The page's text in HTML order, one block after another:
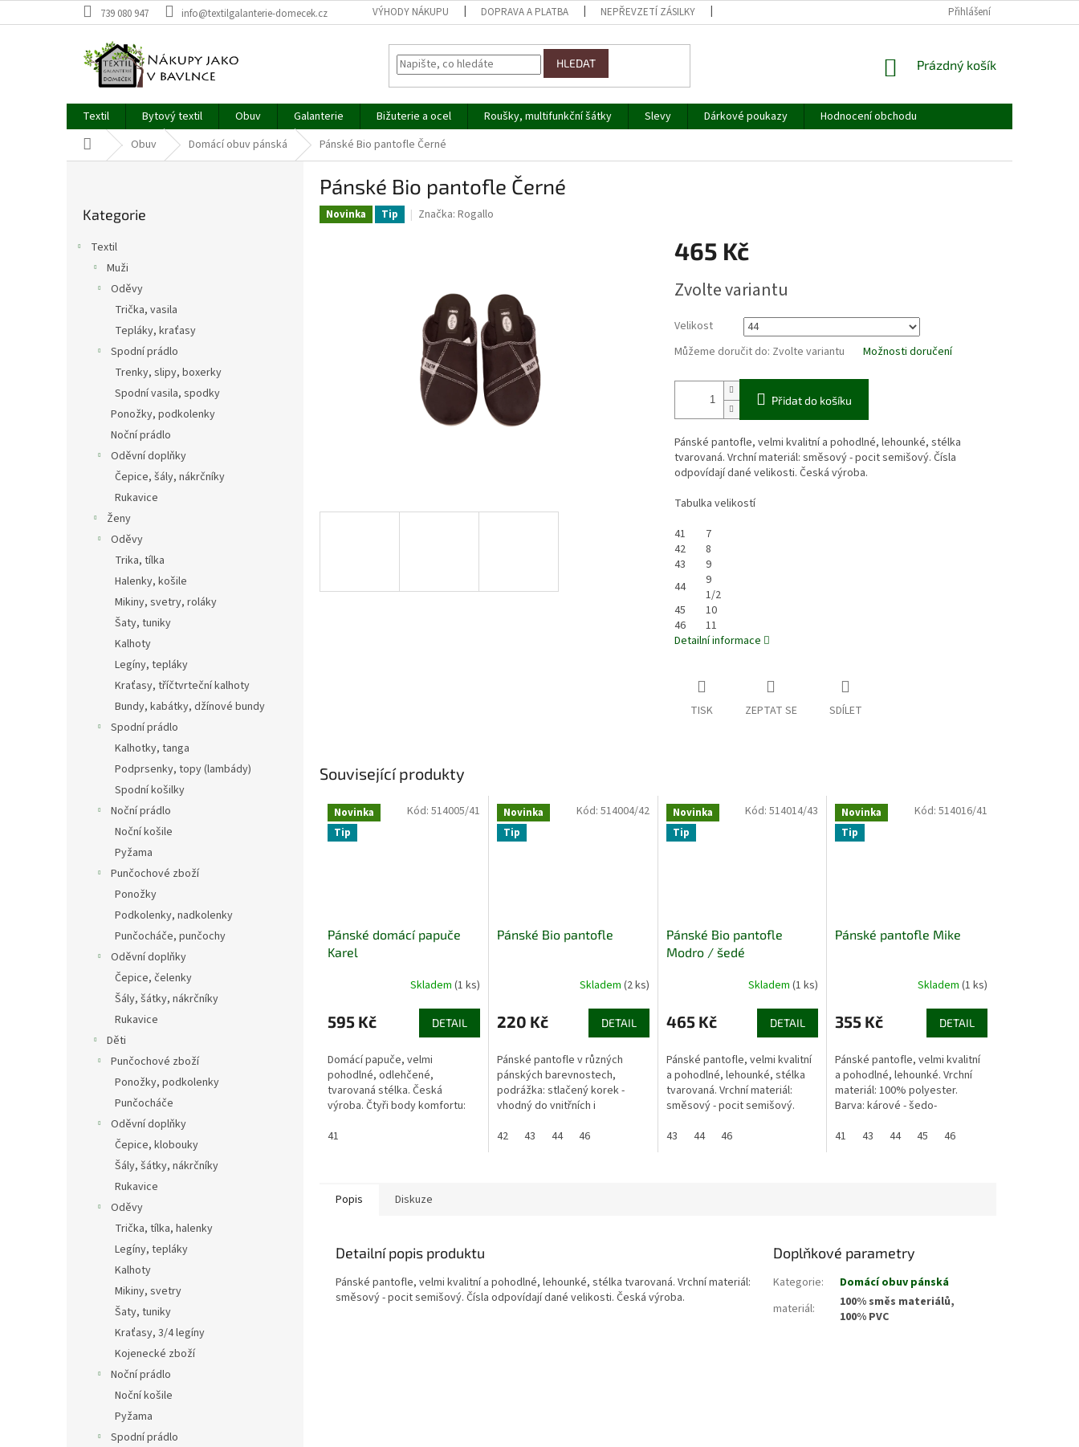
na
739 080 947 info@textilgalanterie-domecek.cz VÝHODY NÁKUPU DOPRAVA A PLATBA NEPŘEVZETÍ ZÁSILKY OBCHODNÍ PODMÍNKY
Přihlášení
HLEDAT
NÁKUPNÍ
Prázdný košík
Textil Bytový textil Obuv Galanterie Bižuterie a ocel Roušky, multifunkční šátky Slevy Dárkové poukazy
Hodnocení obchodu
Domů Obuv Domácí obuv pánská Pánské Bio pantofle Černé
kategorie
Kategorie
Textil
Muži
Oděvy
Trička, vasila
Tepláky, kraťasy
Spodní prádlo
Trenky, slipy, boxerky
Spodní vasila, spodky
Ponožky, podkolenky
Noční prádlo
Oděvní doplňky
Čepice, šály, nákrčníky
Rukavice
Ženy
Oděvy
Trika, tílka
Halenky, košile
Mikiny, svetry, roláky
Šaty, tuniky
Kalhoty
Legíny, tepláky
Kraťasy, tříčtvrteční kalhoty
Bundy, kabátky, džínové bundy
Spodní prádlo
Kalhotky, tanga
Podprsenky, topy (lambády)
Spodní košilky
Noční prádlo
Noční košile
Pyžama
Punčochové zboží
Ponožky
Podkolenky, nadkolenky
Punčocháče, punčochy
Oděvní doplňky
Čepice, čelenky
Šály, šátky, nákrčníky
Rukavice
Děti
Punčochové zboží
Ponožky, podkolenky
Punčocháče
Oděvní doplňky
Čepice, klobouky
Šály, šátky, nákrčníky
Rukavice
Oděvy
Trička, tílka, halenky
Legíny, tepláky
Kalhoty
Mikiny, svetry
Šaty, tuniky
Kraťasy, 3/4 legíny
Kojenecké zboží
Noční prádlo
Noční košile
Pyžama
Spodní prádlo
Pánské Bio pantofle Černé
Novinka Tip Značka: Rogallo
465 Kč
cena:
Zvolte variantu
Velikost
Můžeme doručit do: Zvolte variantu Možnosti doručení
Přidat do košíku
Pánské pantofle, velmi kvalitní a pohodlné, lehounké, stélka
tvarovaná. Vrchní materiál: směsový - pocit semišový. Čísla
odpovídají dané velikosti. Česká výroba.
Tabulka velikostí
41
7
42
8
43
9
44
9
1/2
45
10
46
11
Detailní informace
TISK ZEPTAT SE SDÍLET
Související produkty
Novinka
Tip
Pánské domácí papuče
Karel
Skladem (1 ks)
595 Kč DETAIL
Domácí papuče, velmi
pohodlné, odlehčené,
tvarovaná stélka. Česká
výroba. Čtyři body komfortu:
Podešve zmírňuje dopad nohy
41
Kód: 514005/41
Novinka
Tip
Pánské Bio pantofle
Skladem (2 ks)
220 Kč DETAIL
Pánské pantofle v různých
pánských barevnostech,
podrážka: stlačený korek -
vhodný do vnitřních i
v barevnostech, které jsou
42 43 44 46
Kód: 514004/42
Novinka
Tip
Pánské Bio pantofle
Modro / šedé
Skladem(1 ks)
465 Kč DETAIL
Pánské pantofle, velmi kvalitní
a pohodlné, lehounké, stélka
tvarovaná. Vrchní materiál:
směsový - pocit semišový.
Česká výroba. Tabulka...
43 44 46
Kód:514014/43
Novinka
Tip
Pánské pantofle Mike
Skladem (1 ks)
355 Kč DETAIL
Pánské pantofle, velmi kvalitní
a pohodlné, lehounké. Vrchní
materiál: 100% polyester.
Barva: kárové - šedo-
černo-vínová. Zasíláme dle
41 43 44 45 46
Kód: 514016/41
Popis Diskuze
Detailní popis produktu
Pánské pantofle, velmi kvalitní a pohodlné, lehounké, stélka tvarovaná. Vrchní materiál:
směsový - pocit semišový. Čísla odpovídají dané velikosti. Česká výroba.
Doplňkové parametry
Kategorie:
Domácí obuv pánská
materiál:
100% směs materiálů,
100% PVC